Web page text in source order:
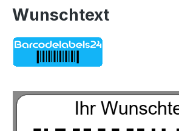
Wunschtext
Bildergalerie überspringen